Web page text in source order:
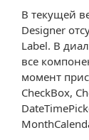
В текущей
Designer
Label. В
все
момент
CheckBox,